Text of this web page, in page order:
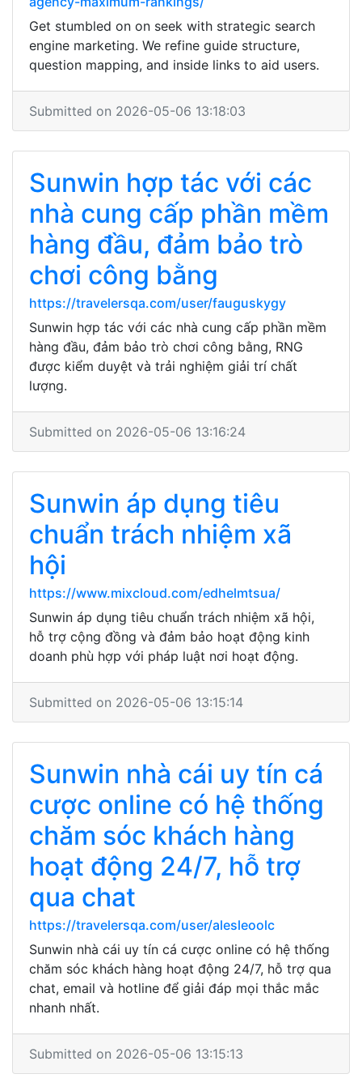
Get stumbled on on seek with strategic search
engine marketing. We refine guide structure,
question mapping, and inside links to aid users.
Submitted on 2026-05-06 13:18:03
Sunwin hợp tác với các
nhà cung cấp phần mềm
hàng đầu, đảm bảo trò
chơi công bằng
https://travelersqa.com/user/fauguskygy
Sunwin hợp tác với các nhà cung cấp phần mềm
hàng đầu, đảm bảo trò chơi công bằng, RNG
được kiểm duyệt và trải nghiệm giải trí chất
lượng.
Submitted on 2026-05-06 13:16:24
Sunwin áp dụng tiêu
chuẩn trách nhiệm xã
hội
https://www.mixcloud.com/edhelmtsua/
Sunwin áp dụng tiêu chuẩn trách nhiệm xã hội,
hỗ trợ cộng đồng và đảm bảo hoạt động kinh
doanh phù hợp với pháp luật nơi hoạt động.
Submitted on 2026-05-06 13:15:14
Sunwin nhà cái uy tín cá
cược online có hệ thống
chăm sóc khách hàng
hoạt động 24/7, hỗ trợ
qua chat
https://travelersqa.com/user/alesleoolc
Sunwin nhà cái uy tín cá cược online có hệ thống
chăm sóc khách hàng hoạt động 24/7, hỗ trợ qua
chat, email và hotline để giải đáp mọi thắc mắc
nhanh nhất.
Submitted on 2026-05-06 13:15:13